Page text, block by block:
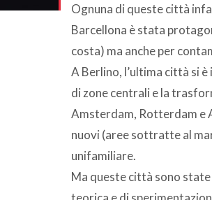
Ognuna di queste città
Barcellona è stata
costa) ma anche per
A Berlino, l’ultima città si
di zone centrali e la
Amsterdam, Rotterdam e
nuovi (aree sottratte al
unifamiliare.
Ma queste città sono